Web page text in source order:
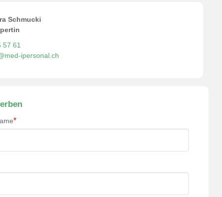
Schmucki
57 61
ipersonal.ch
*